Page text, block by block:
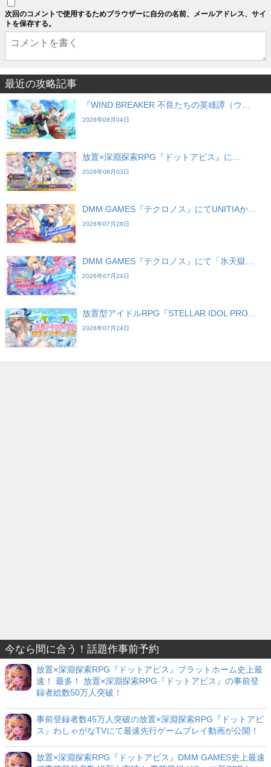
次回のコメントで使用するためブラウザーに自分の名前、メールアドレス、サイ
トを保存する。
最近の攻略記事
『WIND BREAKER 不良たちの英雄譚（ウ…
2026年08月04日
放置×深淵探索RPG『ドットアビス』に…
2026年08月03日
DMM GAMES『テクロノス』にてUNITIAか…
2026年07月28日
DMM GAMES『テクロノス』にて「氷天獄…
2026年07月24日
放置型アイドルRPG『STELLAR IDOL PRO…
2026年07月24日
今なら間に合う！話題作事前予約
放置×深淵探索RPG『ドットアビス』プラットホーム史上最
速！ 最多！ 放置×深淵探索RPG『ドットアビス』の事前登
録者総数50万人突破！
事前登録者数45万人突破の放置×深淵探索RPG『ドットアビ
ス』わしゃがなTVにて最速先行ゲームプレイ動画が公開！
放置×深淵探索RPG『ドットアビス』DMM GAMES史上最速